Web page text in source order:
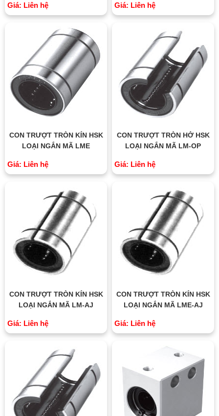
Giá: Liên hệ Giá: Liên hệ
CON TRƯỢT TRÒN KÍN HSK
LOẠI NGẮN MÃ LME
Giá: Liên hệ
CON TRƯỢT TRÒN HỞ HSK
LOẠI NGẮN MÃ LM-OP
Giá: Liên hệ
CON TRƯỢT TRÒN KÍN HSK
LOẠI NGẮN MÃ LM-AJ
Giá: Liên hệ
CON TRƯỢT TRÒN KÍN HSK
LOẠI NGẮN MÃ LME-AJ
Giá: Liên hệ